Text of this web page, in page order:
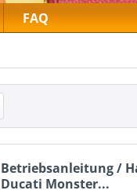
FAQ
Betriebsanleitung /
Ducati Monster...